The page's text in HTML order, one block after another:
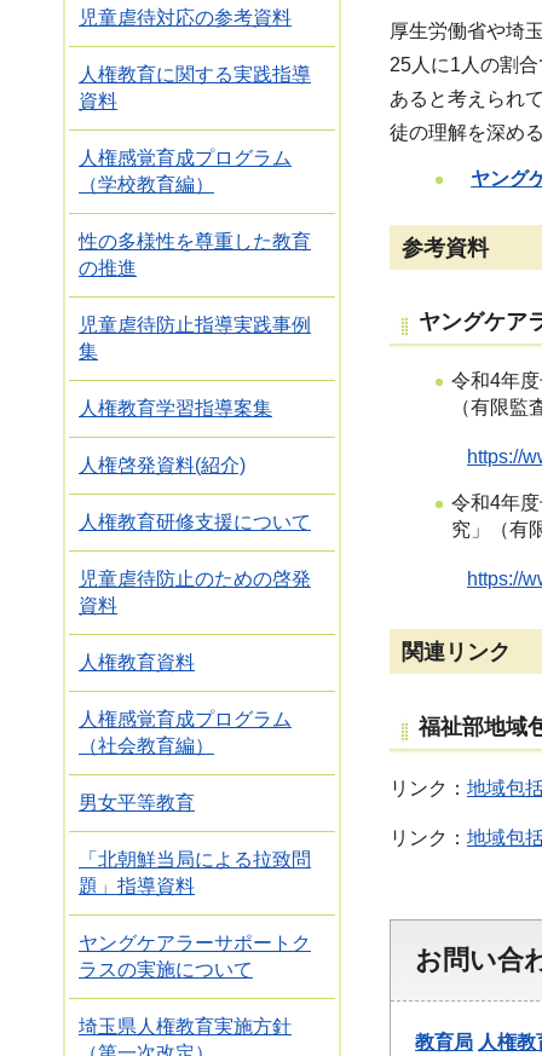
児童虐待対応の参考資料
人権教育に関する実践指導
資料
人権感覚育成プログラム
（学校教育編）
性の多様性を尊重した教育
の推進
児童虐待防止指導実践事例
集
人権教育学習指導案集
人権啓発資料(紹介)
人権教育研修支援について
児童虐待防止のための啓発
資料
人権教育資料
人権感覚育成プログラム
（社会教育編）
男女平等教育
「北朝鮮当局による拉致問
題」指導資料
ヤングケアラーサポートク
ラスの実施について
埼玉県人権教育実施方針
厚生労働省や埼
25人に1人の割
あると考えられ
徒の理解を深め
ヤング
参考資料
ヤングケア
令和4年
（有限監
https://
令和4年
究」（有
https://
関連リンク
福祉部地域
リンク： 地域包
リンク： 地域包
お問い合
教育局 人権教